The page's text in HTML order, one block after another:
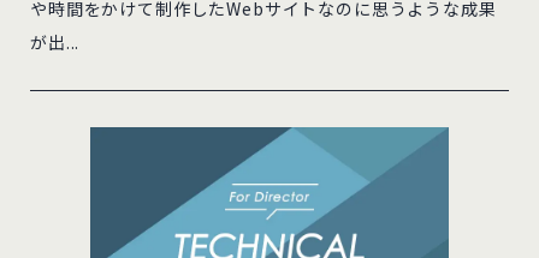
や時間をかけて制作したWebサイトなのに思うような成果
が出...